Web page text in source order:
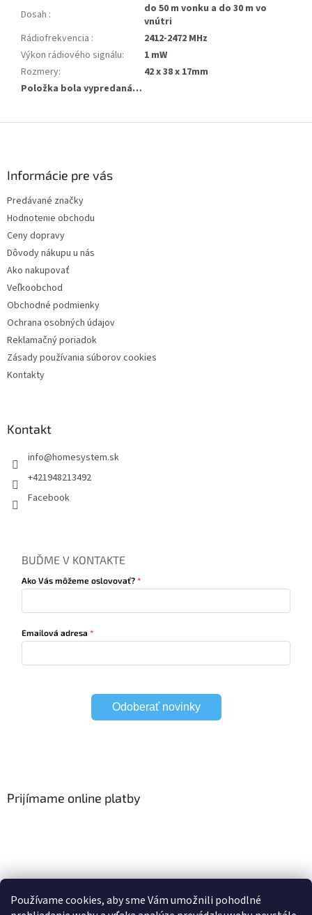
Používame cookies, aby sme Vám umožnili pohodlné
Dosah :
do 50 m vonku a do 30 m vo
vnútri
Rádiofrekvencia :
2412-2472 МHz
Výkon rádiového signálu:
1 mW
Rozmery:
42 x 38 x 17mm
Položka bola vypredaná…
Informácie pre vás
Predávané značky
Hodnotenie obchodu
Ceny dopravy
Dôvody nákupu u nás
Ako nakupovať
Veľkoobchod
Obchodné podmienky
Ochrana osobných údajov
Reklamačný poriadok
Zásady používania súborov cookies
Kontakty
Kontakt
info@homesystem.sk
+421948213492
Facebook
BUĎME V KONTAKTE
Ako Vás môžeme oslovovať?
Emailová adresa
Odoberať novinky
Prijímame online platby